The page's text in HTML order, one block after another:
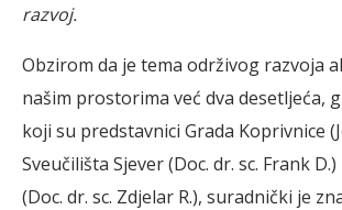
razvoj.
Obzirom da je tema održivog razvoja
našim prostorima već dva desetljeća,
koji su predstavnici Grada Koprivnice
Sveučilišta Sjever (Doc. dr. sc. Frank
(Doc. dr. sc. Zdjelar R.), suradnički je